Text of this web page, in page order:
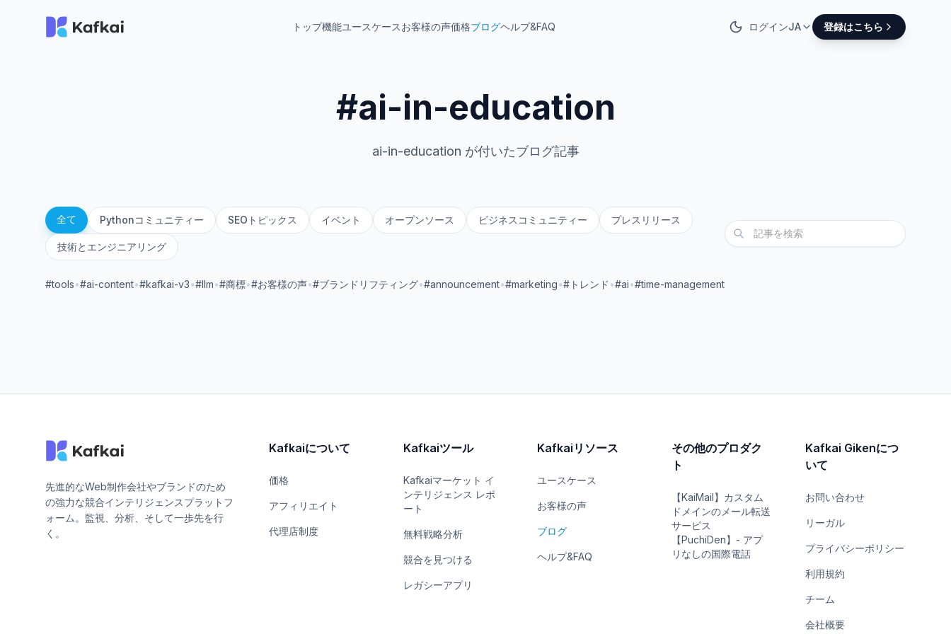
トップ機能ユースケースお客様の声価格ブログヘルプ&FAQ ログインJA 登録はこちら
#ai-in-education
ai-in-education が付いたブログ記事
全て Pythonコミュニティー SEOトピックス イベント オープンソース ビジネスコミュニティー プレスリリース
技術とエンジニアリング
#tools•#ai-content•#kafkai-v3•#llm•#商標•#お客様の声•#ブランドリフティング•#announcement•#marketing•#トレンド •#ai•#time-management
先進的なWeb制作会社やブランドのため
の強力な競合インテリジェンスプラットフ
ォーム。監視、分析、そして一歩先を行
く。
Kafkaiについて
価格
アフィリエイト
代理店制度
Kafkaiツール
Kafkaiマーケット イ
ンテリジェンス レポ
ート
無料戦略分析
競合を見つける
レガシーアプリ
Kafkaiリソース
ユースケース
お客様の声
ブログ
ヘルプ&FAQ
その他のプロダク
ト
【KaiMail】カスタム
ドメインのメール転送
サービス
【PuchiDen】- アプ
リなしの国際電話
Kafkai Gikenにつ
いて
お問い合わせ
リーガル
プライバシーポリシー
利用規約
チーム
会社概要